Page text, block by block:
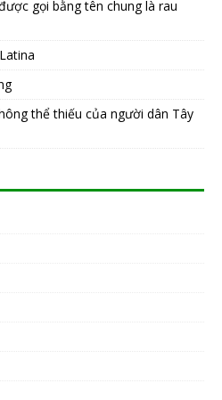
gọi bằng tên chung là rau
thể thiếu của người dân Tây